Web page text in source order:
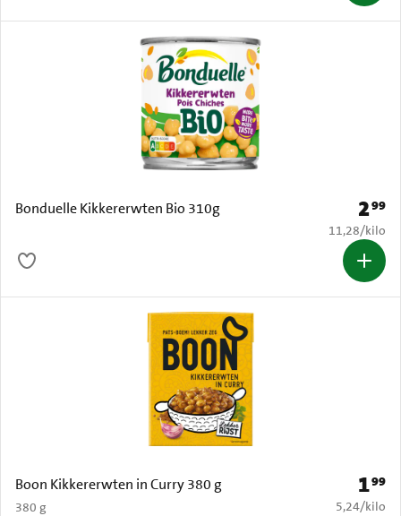
Bonduelle Kikkererwten Bio 310g Prijs:
299
€ 11,28 per
11,28/kilo
Boon Kikkererwten in Curry 380 g
380 g
Prijs:
199
€ 5,24 per
5,24/kilo